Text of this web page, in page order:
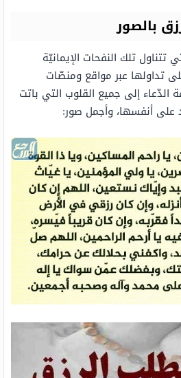
بالصور
تلك النفحات الإيمانيّة
تداولها عبر مواقع ومنصّات
الدّعاء إلى جميع القلوب التي باتت
على أنفسها، وأجمل صور: